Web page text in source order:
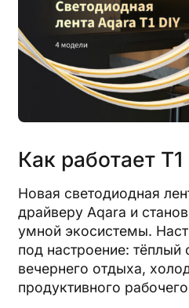
Как работает T1
Новая светодиодная
драйверу Aqara и
умной экосистемы.
под настроение:
вечернего отдыха,
продуктивного